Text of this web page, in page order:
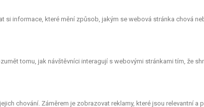
informace, které mění způsob, jakým se webová stránka chová
tomu, jak návštěvníci interagují s webovými stránkami tím, že
chování. Záměrem je zobrazovat reklamy, které jsou relevantní